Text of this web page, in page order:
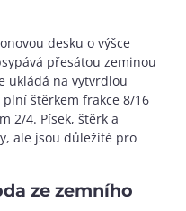
desku o výšce
přesátou zeminou
ukládá na vytvrdlou
štěrkem frakce 8/16
2/4. Písek, štěrk a
ale jsou důležité pro
ze zemního